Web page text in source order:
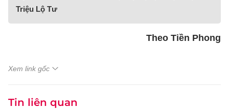
Triệu Lộ Tư
Theo Tiền Phong
Xem link gốc
Tin liên quan